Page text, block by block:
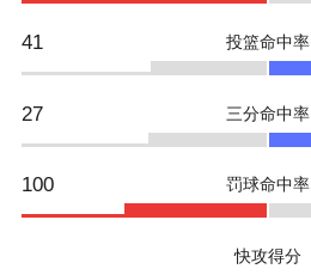
41 投篮命中率
27 三分命中率
100 罚球命中率
快攻得分